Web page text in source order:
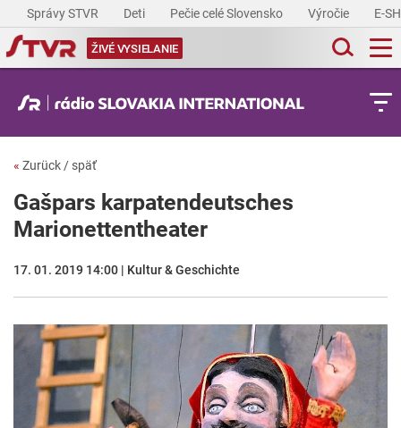
Správy STVR Deti Pečie celé Slovensko Výročie E-
ŽIVÉ VYSIELANIE
« Zurück / späť
Gašpars karpatendeutsches
Marionettentheater
17. 01. 2019 14:00 | Kultur & Geschichte